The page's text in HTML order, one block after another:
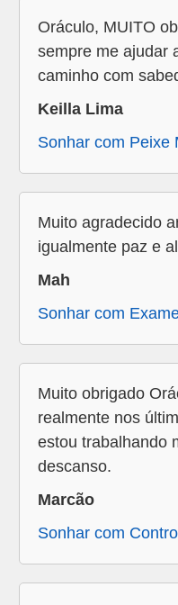
Oráculo, MUITO
sempre me ajudar
caminho com
Keilla Lima
Sonhar com Peixe
Muito agradecido
igualmente paz e
Mah
Sonhar com
Muito obrigado
realmente nos
estou trabalhando
descanso.
Marcão
Sonhar com